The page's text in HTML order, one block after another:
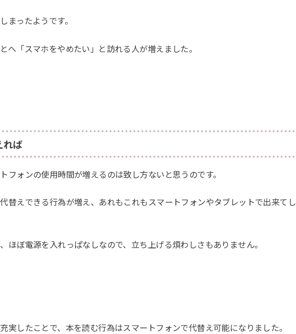
まったようです。
へ「スマホをやめたい」と訪れる人が増えました。
れば
フォンの使用時間が増えるのは致し方ないと思うのです。
替えできる行為が増え、あれもこれもスマートフォンやタブレットで出来てし
ほぼ電源を入れっぱなしなので、立ち上げる煩わしさもありません。
実したことで、本を読む行為はスマートフォンで代替え可能になりました。